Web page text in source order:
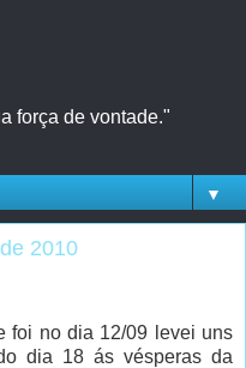
força de vontade."
▼
2010
foi no dia 12/09 levei uns
dia 18 ás vésperas da